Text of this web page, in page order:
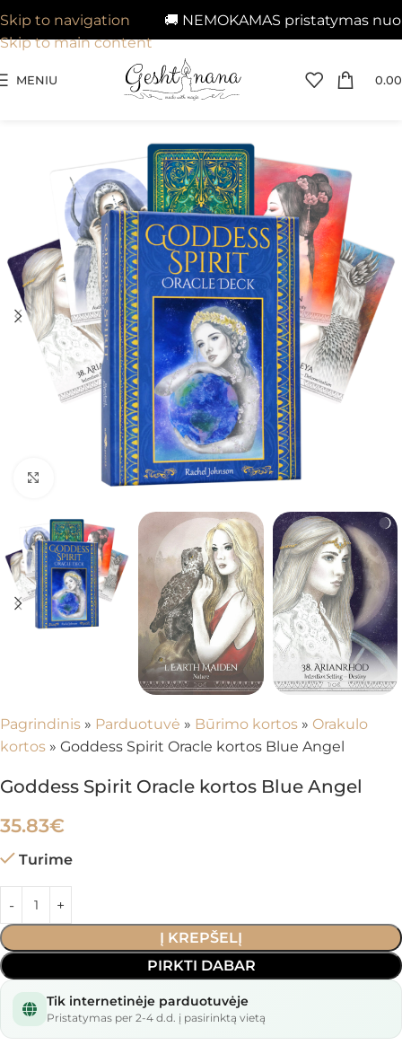
🚚 NEMOKAMAS pristatymas nuo
Skip to navigation
Skip to main content
MENIU 0.00
Spustelėkite, kad padidintumėte
Pagrindinis » Parduotuvė » Būrimo kortos » Orakulo
kortos » Goddess Spirit Oracle kortos Blue Angel
Goddess Spirit Oracle kortos Blue Angel
35.83€
Turime
Į KREPŠELĮ
PIRKTI DABAR
Tik internetinėje parduotuvėje
Pristatymas per 2-4 d.d. į pasirinktą vietą